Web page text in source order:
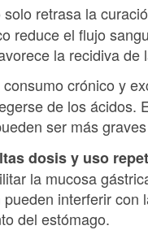
solo retrasa la
reduce el flujo
la recidiva
consumo crónico y
de los ácidos.
ser más
dosis y uso
la mucosa
interferir
del estómago.